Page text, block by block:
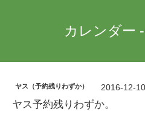
カレンダー
ヤス（予約残りわずか） 2016-12-
ヤス予約残りわずか。